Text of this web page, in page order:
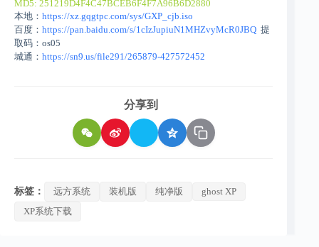
MD5: 251219D4F4C47BCEB6F4F7A96B6D2880
本地： https://xz.gqgtpc.com/sys/GXP_cjb.iso
百度： https://pan.baidu.com/s/1cIzJupiuN1MHZvyMcR0JBQ 提
取码：os05
城通： https://sn9.us/file291/265879-427572452
分享到
标签： 远方系统 装机版 纯净版
ghost XP
XP系统下载